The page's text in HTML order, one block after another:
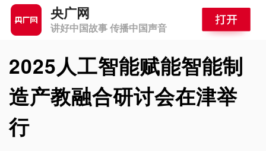
央广网
讲好中国故事 传播中国声音
2025人工智能赋能智能制
造产教融合研讨会在津举
行